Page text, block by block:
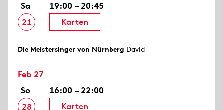
Sa
21
19:00 – 20:45
Karten
Die Meistersinger von Nürnberg David
Feb 27
So
28
16:00 – 22:00
Karten